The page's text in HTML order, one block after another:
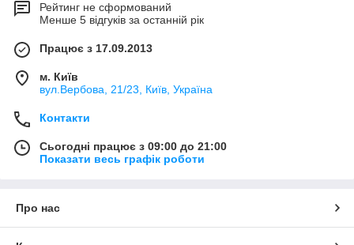
Рейтинг не сформований
Менше 5 відгуків за останній рік
Працює з 17.09.2013
м. Київ
вул.Вербова, 21/23, Київ, Україна
Контакти
Сьогодні працює з 09:00 до 21:00
Показати весь графік роботи
Про нас